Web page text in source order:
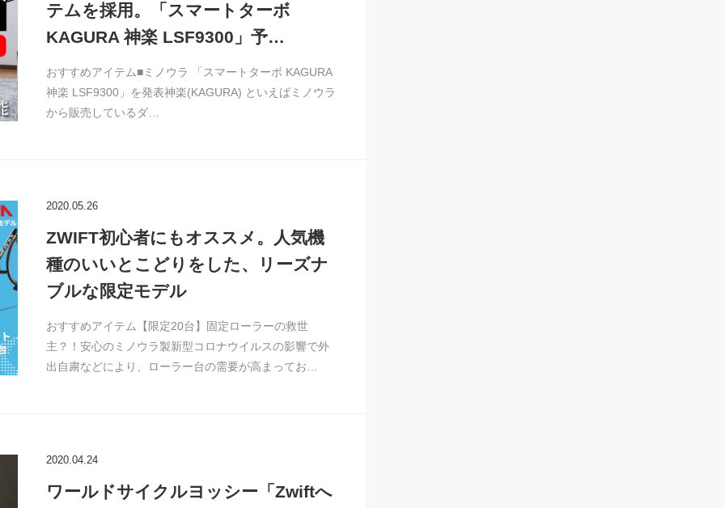
テムを採用。「スマートターボ
KAGURA 神楽 LSF9300」予…
おすすめアイテム■ミノウラ 「スマートターボ KAGURA
神楽 LSF9300」を発表神楽(KAGURA) といえばミノウラ
から販売しているダ…
2020.05.26
ZWIFT初心者にもオススメ。人気機
種のいいとこどりをした、リーズナ
ブルな限定モデル
おすすめアイテム【限定20台】固定ローラーの救世
主？！安心のミノウラ製新型コロナウイルスの影響で外
出自粛などにより、ローラー台の需要が高まってお…
2020.04.24
ワールドサイクルヨッシー「Zwiftへ